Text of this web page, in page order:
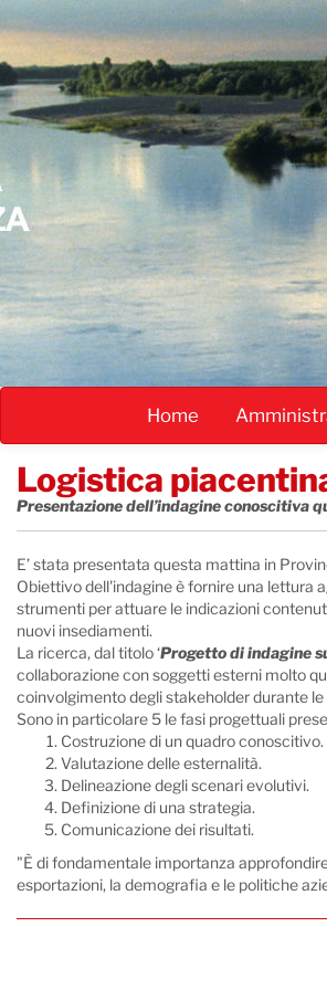
al
contenuto
principale
Home
Logistica
Presentazione dell’indagine conoscitiva
E’ stata presentata questa mattina in
Obiettivo dell'indagine è fornire una lettura
strumenti per attuare le indicazioni
nuovi insediamenti.
La ricerca, dal titolo ‘Progetto di indagine
collaborazione con soggetti esterni molto
coinvolgimento degli stakeholder durante
Sono in particolare 5 le fasi progettuali
Costruzione di un quadro conoscitivo.
Valutazione delle esternalità.
Delineazione degli scenari evolutivi.
Definizione di una strategia.
Comunicazione dei risultati.
"È di fondamentale importanza
esportazioni, la demografia e le politiche